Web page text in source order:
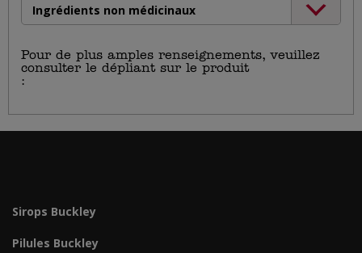
Ingrédients non médicinaux
Pour de plus amples renseignements, veuillez
consulter le dépliant sur le produit
:
Sirops Buckley
Pilules Buckley